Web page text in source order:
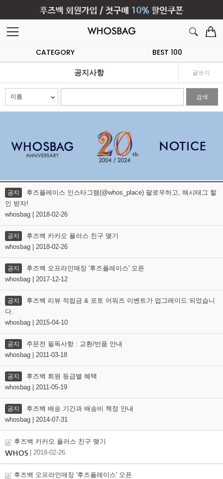
CATEGORY BEST 100
공지사항 글쓰기
검색
공지
후즈플레이스 인스타그램(@whos_place) 팔로우하고, 해시태그 할
인 받자!
whosbag | 2018-02-26
공지
후즈백 카카오 플러스 친구 맺기
whosbag | 2018-02-26
공지
후즈백 오프라인매장 '후즈플레이스' 오픈
whosbag | 2017-12-12
공지
후즈백 리뷰 적립금 & 포토 어워즈 이벤트가 업그레이드 되었습니
다.
whosbag | 2015-04-10
공지
주문전 필독사항 : 교환/반품 안내
whosbag | 2011-03-18
공지
후즈백 회원 등급별 혜택
whosbag | 2011-05-19
공지
후즈백 배송 기간과 배송비 책정 안내
whosbag | 2014-07-31
후즈백 카카오 플러스 친구 맺기
| 2018-02-26
후즈백 오프라인매장 '후즈플레이스' 오픈